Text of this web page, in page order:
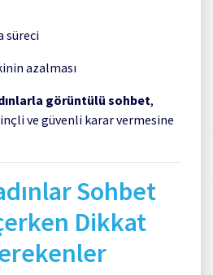
süreci
azalması
görüntülü sohbet,
ve güvenli karar vermesine
Sohbet
Dikkat